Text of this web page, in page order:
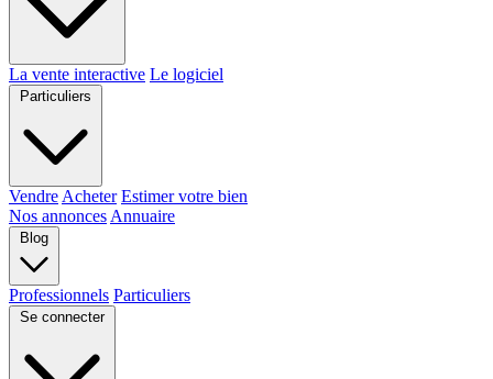
La vente interactive Le logiciel
Particuliers
Vendre Acheter Estimer votre bien
Nos annonces Annuaire
Blog
Professionnels Particuliers
Se connecter